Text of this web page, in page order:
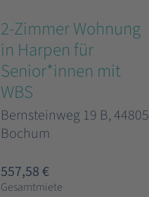
2-Zimmer Wohnung
in Harpen für
Senior*innen mit
WBS
Bernsteinweg 19 B, 44805
Bochum
557,58 €
Gesamtmiete